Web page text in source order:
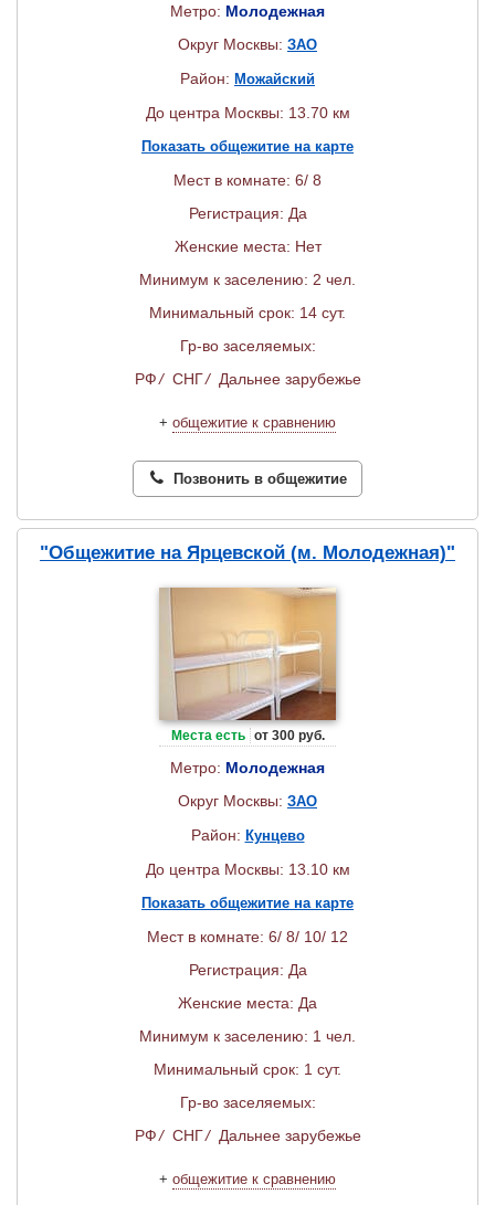
Метро: Молодежная
Округ Москвы: ЗАО
Район: Можайский
До центра Москвы: 13.70 км
Показать общежитие на карте
Мест в комнате: 6/ 8
Регистрация: Да
Женские места: Нет
Минимум к заселению: 2 чел.
Минимальный срок: 14 сут.
Гр-во заселяемых:
РФ/ СНГ/ Дальнее зарубежье
+ общежитие к сравнению
Позвонить в общежитие
"Общежитие на Ярцевской (м. Молодежная)"
Места есть от 300 руб.
Метро: Молодежная
Округ Москвы: ЗАО
Район: Кунцево
До центра Москвы: 13.10 км
Показать общежитие на карте
Мест в комнате: 6/ 8/ 10/ 12
Регистрация: Да
Женские места: Да
Минимум к заселению: 1 чел.
Минимальный срок: 1 сут.
Гр-во заселяемых:
РФ/ СНГ/ Дальнее зарубежье
+ общежитие к сравнению